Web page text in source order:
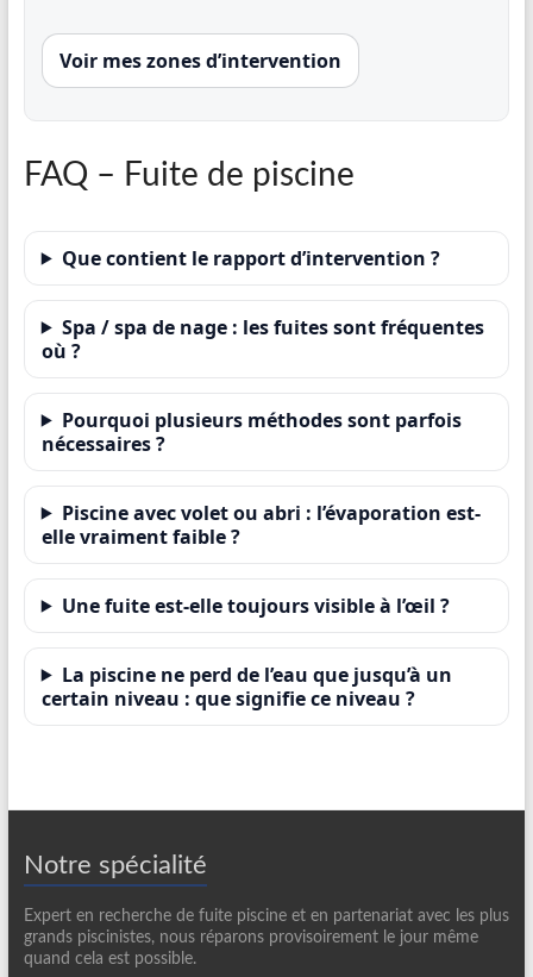
Voir mes zones d’intervention
FAQ – Fuite de piscine
Que contient le rapport d’intervention ?
Spa / spa de nage : les fuites sont fréquentes
où ?
Pourquoi plusieurs méthodes sont parfois
nécessaires ?
Piscine avec volet ou abri : l’évaporation est-
elle vraiment faible ?
Une fuite est-elle toujours visible à l’œil ?
La piscine ne perd de l’eau que jusqu’à un
certain niveau : que signifie ce niveau ?
Notre spécialité
Expert en recherche de fuite piscine et en partenariat avec les plus
grands piscinistes, nous réparons provisoirement le jour même
quand cela est possible.